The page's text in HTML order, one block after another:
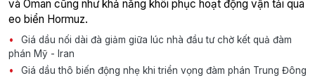
và Oman cũng như khả năng khôi phục hoạt động vận tải qua
eo biển Hormuz.
Giá dầu nối dài đà giảm giữa lúc nhà đầu tư chờ kết quả đàm
phán Mỹ - Iran
Giá dầu thô biến động nhẹ khi triển vọng đàm phán Trung Đông